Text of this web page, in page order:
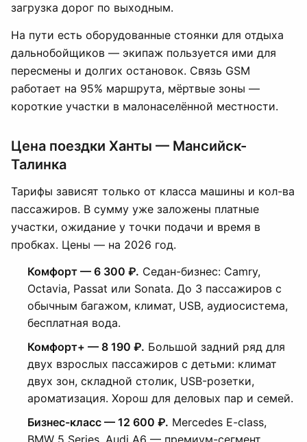
загрузка дорог по выходным.
На пути есть оборудованные стоянки для отдыха
дальнобойщиков — экипаж пользуется ими для
пересмены и долгих остановок. Связь GSM
работает на 95% маршрута, мёртвые зоны —
короткие участки в малонаселённой местности.
Цена поездки Ханты — Мансийск-
Талинка
Тарифы зависят только от класса машины и кол-ва
пассажиров. В сумму уже заложены платные
участки, ожидание у точки подачи и время в
пробках. Цены — на 2026 год.
Комфорт — 6 300 ₽. Седан-бизнес: Camry,
Octavia, Passat или Sonata. До 3 пассажиров с
обычным багажом, климат, USB, аудиосистема,
бесплатная вода.
Комфорт+ — 8 190 ₽. Большой задний ряд для
двух взрослых пассажиров с детьми: климат
двух зон, складной столик, USB-розетки,
ароматизация. Хорош для деловых пар и семей.
Бизнес-класс — 12 600 ₽. Mercedes E-class,
BMW 5 Series, Audi A6 — премиум-сегмент.